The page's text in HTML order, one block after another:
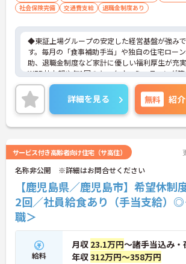
の介護分野でのご経験を有効
方
社会保険完備
交通費支給 退職金制度あり
◆東証上場グループの安定した経営基盤が強みで
す。毎月の「食事補助手当」や独自の住宅ロー
助、退職金制度など家計に優しい福利厚生が充
WEB社内報や年1回のキックオフミーティング
風通し良く温かいコミュニケーションを育む環
整っています。◆若手～中高年まで幅広い年代が
躍中！短時間正社員制度などライフスタイルに
せた柔軟な働き方が可能です。産休・育休の取
推進しており、復帰時には最大10万円支給の独
て世代のキャリアを強力に支援します。◆働き
ら成長！資格取得を最大10万円補助 多職種連携
門知識が磨けるチームケア実践 頑張りやスキルが
与・役職にしっかり反映。 明確なキャリアパス
が整っている環境で、 目標を持って長く活躍で
す！
詳細を見る 無料 紹
サービス付き高齢者向け住宅（サ高住）
名称非公開 ※詳細はお問合せください
【鹿児島県／鹿児島市】希望休制
2回／社員給食あり（手当支給）
職＞
給料
月収 23.1万円～諸手当込み
年収312万円～358万円